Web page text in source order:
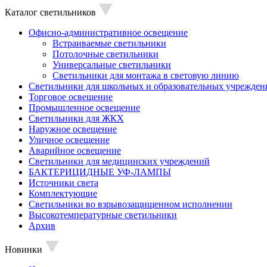
Каталог светильников
Офисно-административное освещение
Встраиваемые светильники
Потолочные светильники
Универсальные светильники
Светильники для монтажа в световую линию
Светильники для школьных и образовательных
Торговое освещение
Промышленное освещение
Светильники для ЖКХ
Наружное освещение
Уличное освещение
Аварийное освещение
Светильники для медицинских учреждений
БАКТЕРИЦИДНЫЕ УФ-ЛАМПЫ
Источники света
Комплектующие
Светильники во взрывозащищенном исполнении
Высокотемпературные светильники
Архив
Новинки